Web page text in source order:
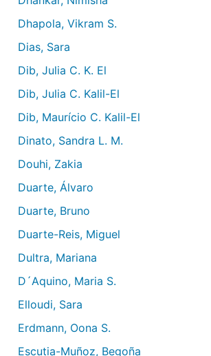
Dhapola, Vikram S.
Dias, Sara
Dib, Julia C. K. El
Dib, Julia C. Kalil-El
Dib, Maurício C. Kalil-El
Dinato, Sandra L. M.
Douhi, Zakia
Duarte, Álvaro
Duarte, Bruno
Duarte-Reis, Miguel
Dultra, Mariana
D´Aquino, Maria S.
Elloudi, Sara
Erdmann, Oona S.
Escutia-Muñoz, Begoña